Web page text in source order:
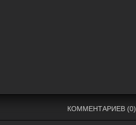
КОММЕНТАРИЕВ (0)